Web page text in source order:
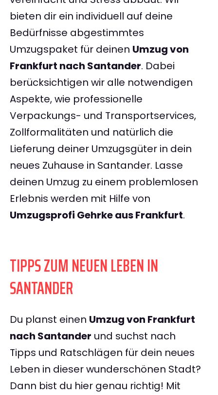
bieten dir ein individuell auf deine
Bedürfnisse abgestimmtes
Umzugspaket für deinen Umzug von
Frankfurt nach Santander. Dabei
berücksichtigen wir alle notwendigen
Aspekte, wie professionelle
Verpackungs- und Transportservices,
Zollformalitäten und natürlich die
Lieferung deiner Umzugsgüter in dein
neues Zuhause in Santander. Lasse
deinen Umzug zu einem problemlosen
Erlebnis werden mit Hilfe von
Umzugsprofi Gehrke aus Frankfurt.
TIPPS ZUM NEUEN LEBEN IN
SANTANDER
Du planst einen Umzug von Frankfurt
nach Santander und suchst nach
Tipps und Ratschlägen für dein neues
Leben in dieser wunderschönen Stadt?
Dann bist du hier genau richtig! Mit